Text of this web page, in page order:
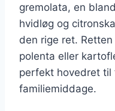
gremolata, en
hvidløg og
den rige ret.
polenta eller
perfekt hovedret til
familiemiddage.